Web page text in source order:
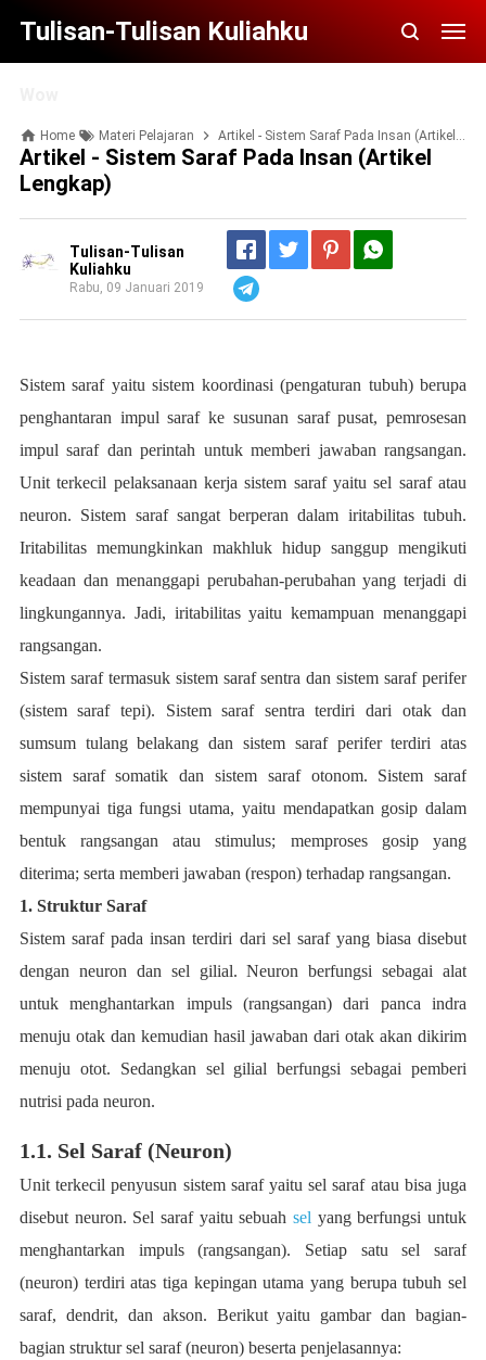
Tulisan-Tulisan Kuliahku
Home Materi Pelajaran Artikel - Sistem Saraf Pada Insan (Artikel Lengkap)
Artikel - Sistem Saraf Pada Insan (Artikel
Lengkap)
Tulisan-Tulisan
Kuliahku
Rabu, 09 Januari 2019
Sistem saraf yaitu sistem koordinasi (pengaturan tubuh) berupa
penghantaran impul saraf ke susunan saraf pusat, pemrosesan
impul saraf dan perintah untuk memberi jawaban rangsangan.
Unit terkecil pelaksanaan kerja sistem saraf yaitu sel saraf atau
neuron. Sistem saraf sangat berperan dalam iritabilitas tubuh.
Iritabilitas memungkinkan makhluk hidup sanggup mengikuti
keadaan dan menanggapi perubahan-perubahan yang terjadi di
lingkungannya. Jadi, iritabilitas yaitu kemampuan menanggapi
rangsangan.
Sistem saraf termasuk sistem saraf sentra dan sistem saraf perifer
(sistem saraf tepi). Sistem saraf sentra terdiri dari otak dan
sumsum tulang belakang dan sistem saraf perifer terdiri atas
sistem saraf somatik dan sistem saraf otonom. Sistem saraf
mempunyai tiga fungsi utama, yaitu mendapatkan gosip dalam
bentuk rangsangan atau stimulus; memproses gosip yang
diterima; serta memberi jawaban (respon) terhadap rangsangan.
1. Struktur Saraf
Sistem saraf pada insan terdiri dari sel saraf yang biasa disebut
dengan neuron dan sel gilial. Neuron berfungsi sebagai alat
untuk menghantarkan impuls (rangsangan) dari panca indra
menuju otak dan kemudian hasil jawaban dari otak akan dikirim
menuju otot. Sedangkan sel gilial berfungsi sebagai pemberi
nutrisi pada neuron.
1.1. Sel Saraf (Neuron)
Unit terkecil penyusun sistem saraf yaitu sel saraf atau bisa juga
disebut neuron. Sel saraf yaitu sebuahsel yang berfungsi untuk
menghantarkan impuls (rangsangan). Setiap satu sel saraf
(neuron) terdiri atas tiga kepingan utama yang berupa tubuh sel
saraf, dendrit, dan akson. Berikut yaitu gambar dan bagian-
bagian struktur sel saraf (neuron) beserta penjelasannya: